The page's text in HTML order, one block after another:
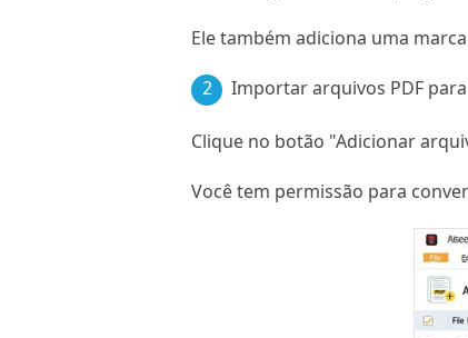
Ele também adiciona uma
2 Importar arquivos PDF
Clique no botão "Adicionar
Você tem permissão para